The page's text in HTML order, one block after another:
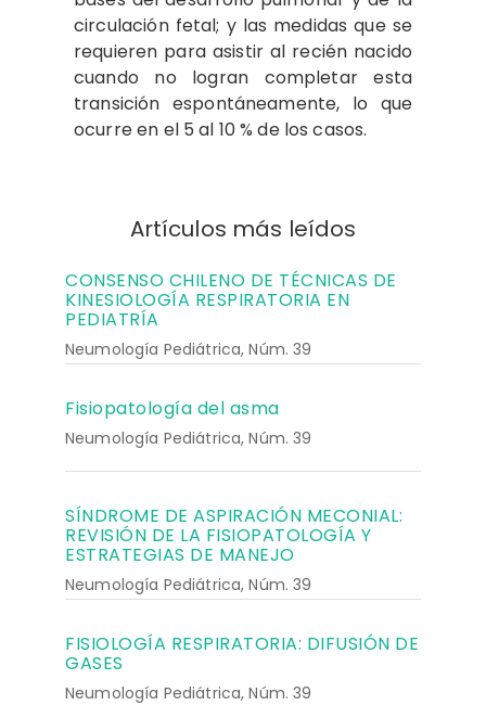
circulación fetal; y las medidas que se
requieren para asistir al recién nacido
cuando no logran completar esta
transición espontáneamente, lo que
ocurre en el 5 al 10 % de los casos.
Artículos más leídos
CONSENSO CHILENO DE TÉCNICAS DE
KINESIOLOGÍA RESPIRATORIA EN
PEDIATRÍA
Neumología Pediátrica, Núm. 39
Fisiopatología del asma
Neumología Pediátrica, Núm. 39
SÍNDROME DE ASPIRACIÓN MECONIAL:
REVISIÓN DE LA FISIOPATOLOGÍA Y
ESTRATEGIAS DE MANEJO
Neumología Pediátrica, Núm. 39
FISIOLOGÍA RESPIRATORIA: DIFUSIÓN DE
GASES
Neumología Pediátrica, Núm. 39